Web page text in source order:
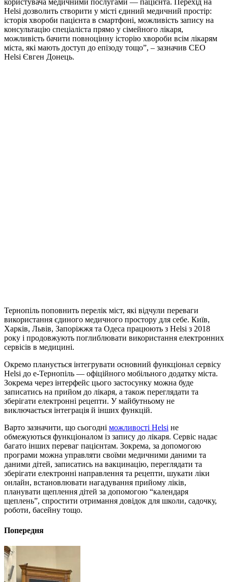
користувача медичними послугами — пацієнта. Перехід на
Helsi дозволить створити у місті єдиний медичний простір:
історія хвороби пацієнта в смартфоні, можливість запису на
консультацію спеціаліста прямо у сімейного лікаря,
можливість бачити повноцінну історію хвороби всім лікарям
міста, які мають доступ до епізоду тощо”, – зазначив CEO
Helsi Євген Донець.
Тернопіль поповнить перелік міст, які відчули переваги
використання єдиного медичного простору для себе. Київ,
Харків, Львів, Запоріжжя та Одеса працюють з Helsi з 2018
року і продовжують поглиблювати використання електронних
сервісів в медицині.
Окремо планується інтегрувати основний функціонал сервісу
Helsi до e-Тернопіль — офіційного мобільного додатку міста.
Зокрема через інтерфейс цього застосунку можна буде
записатись на прийом до лікаря, а також переглядати та
зберігати електронні рецепти. У майбутньому не
виключається інтеграція й інших функцій.
Варто зазначити, що сьогодні можливості Helsi не
обмежуються функціоналом із запису до лікаря. Сервіс надає
багато інших переваг пацієнтам. Зокрема, за допомогою
програми можна управляти своїми медичними даними та
даними дітей, записатись на вакцинацію, переглядати та
зберігати електронні направлення та рецепти, шукати ліки
онлайн, встановлювати нагадування прийому ліків,
планувати щеплення дітей за допомогою “календаря
щеплень”, спростити отримання довідок для школи, садочку,
роботи, басейну тощо.
Попередня